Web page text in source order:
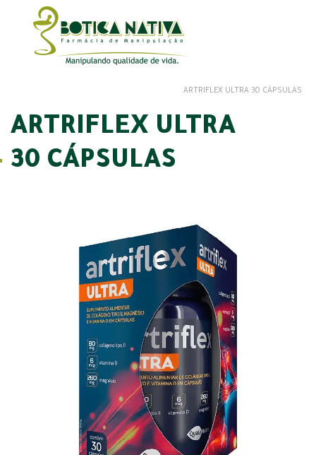
ARTRIFLEX ULTRA 30 CÁPSULAS
ARTRIFLEX ULTRA
30 CÁPSULAS